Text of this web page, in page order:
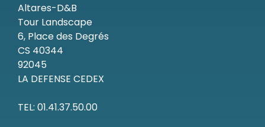
Altares-D&B
Tour Landscape
6, Place des Degrés
CS 40344
92045
LA DEFENSE CEDEX
TEL: 01.41.37.50.00